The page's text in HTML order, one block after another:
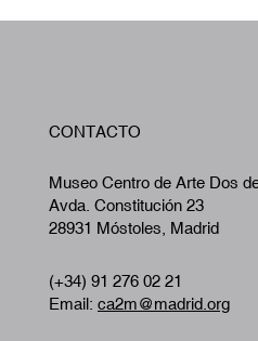
CONTACTO
Museo Centro de Arte Dos
Avda. Constitución 23
28931 Móstoles, Madrid
(+34) 91 276 02 21
Email: ca2m@madrid.org